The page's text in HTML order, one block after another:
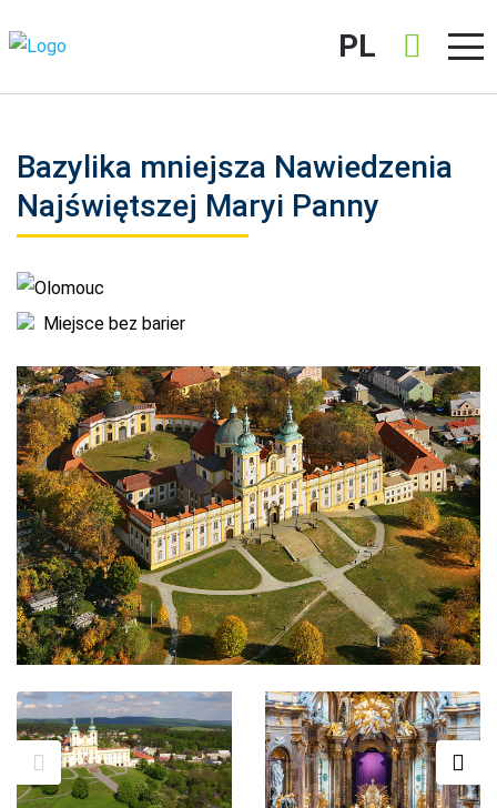
PL
Bazylika mniejsza Nawiedzenia
Najświętszej Maryi Panny
Olomouc
Miejsce bez barier